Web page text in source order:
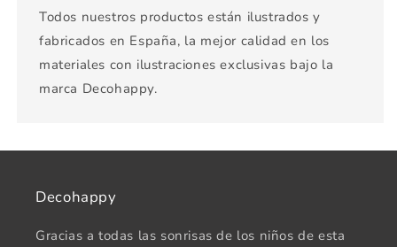
Todos nuestros productos están ilustrados y
fabricados en España, la mejor calidad en los
materiales con ilustraciones exclusivas bajo la
marca Decohappy.
Decohappy
Gracias a todas las sonrisas de los niños de esta